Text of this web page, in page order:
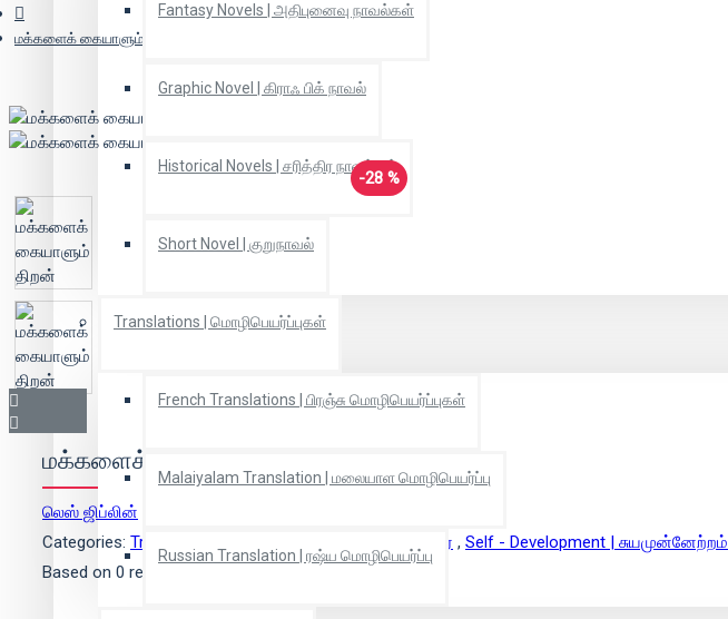
Fantasy Novels | அதிபுனைவு நாவல்கள்
Graphic Novel | கிராஃ பிக் நாவல்
Historical Novels | சரித்திர நாவல்கள்
Short Novel | குறுநாவல்
Translations | மொழிபெயர்ப்புகள்
French Translations | பிரஞ்சு மொழிபெயர்ப்புகள்
Malaiyalam Translation | மலையாள மொழிபெயர்ப்பு
Russian Translation | ரஷ்ய மொழிபெயர்ப்பு
மக்களைக் கையாளும் திறன்
-28 %
மக்களைக் கையாளும் திறன்
லெஸ் ஜிப்லின்
Categories: Translation | மொழிபெயர்ப்பு Essay | கட்டுரை , Self - Development | சுயமுன்னேற்றம்
Based on 0 reviews.